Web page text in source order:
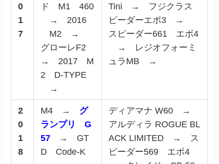
0
1
7
ド M1 460
→ 2016
M2 →
グローレF2
→ 2017 M
2 D-TYPE
→
Tini → フジクラス
ピーダーエボ3 →
スピーダー661 エボ4
→ レジオフォーミ
ュラMB →
2
0
1
8
M4 → グ
ランプリ G
57→ GT
D Code-K
ディアマナ W60 →
アルディラ ROGUE BL
ACK LIMITED → ス
ピーダー569 エボ4